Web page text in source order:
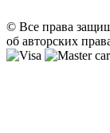
© Все права
об авторских